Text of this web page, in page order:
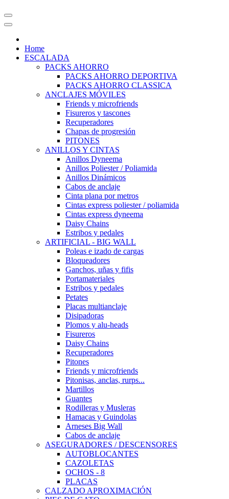
Home
ESCALADA
PACKS AHORRO
PACKS AHORRO DEPORTIVA
PACKS AHORRO CLASSICA
ANCLAJES MÓVILES
Friends y microfriends
Fisureros y tascones
Recuperadores
Chapas de progresión
PITONES
ANILLOS Y CINTAS
Anillos Dyneema
Anillos Poliester / Poliamida
Anillos Dinámicos
Cabos de anclaje
Cinta plana por metros
Cintas express poliester / poliamida
Cintas express dyneema
Daisy Chains
Estribos y pedales
ARTIFICIAL - BIG WALL
Poleas e izado de cargas
Bloqueadores
Ganchos, uñas y fifis
Portamateriales
Estribos y pedales
Petates
Placas multianclaje
Disipadoras
Plomos y alu-heads
Fisureros
Daisy Chains
Recuperadores
Pitones
Friends y microfriends
Pitonisas, anclas, rurps...
Martillos
Guantes
Rodilleras y Musleras
Hamacas y Guindolas
Arneses Big Wall
Cabos de anclaje
ASEGURADORES / DESCENSORES
AUTOBLOCANTES
CAZOLETAS
OCHOS - 8
PLACAS
CALZADO APROXIMACIÓN